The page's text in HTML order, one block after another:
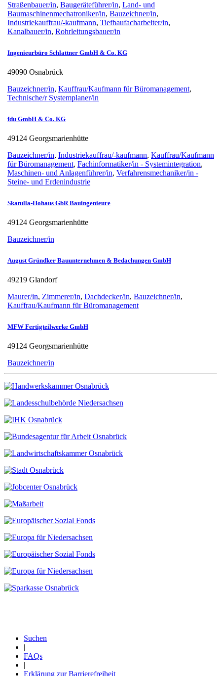
Straßenbauer/in, Baugeräteführer/in, Land- und
Baumaschinenmechatroniker/in, Bauzeichner/in,
Industriekauffrau/-kaufmann, Tiefbaufacharbeiter/in,
Kanalbauer/in, Rohrleitungsbauer/in
Ingenieurbüro Schlattner GmbH & Co. KG
49090 Osnabrück
Bauzeichner/in, Kauffrau/Kaufmann für Büromanagement,
Technische/r Systemplaner/in
fdu GmbH & Co. KG
49124 Georgsmarienhütte
Bauzeichner/in, Industriekauffrau/-kaufmann, Kauffrau/Kaufmann
für Büromanagement, Fachinformatiker/in - Systemintegration,
Maschinen- und Anlagenführer/in, Verfahrensmechaniker/in -
Steine- und Erdenindustrie
Skatulla-Hohaus GbR Bauingenieure
49124 Georgsmarienhütte
Bauzeichner/in
August Gründker Bauunternehmen & Bedachungen GmbH
49219 Glandorf
Maurer/in, Zimmerer/in, Dachdecker/in, Bauzeichner/in,
Kauffrau/Kaufmann für Büromanagement
MFW Fertigteilwerke GmbH
49124 Georgsmarienhütte
Bauzeichner/in
Fußzeile
Suchen
|
FAQs
|
Erklärung zur Barrierefreiheit